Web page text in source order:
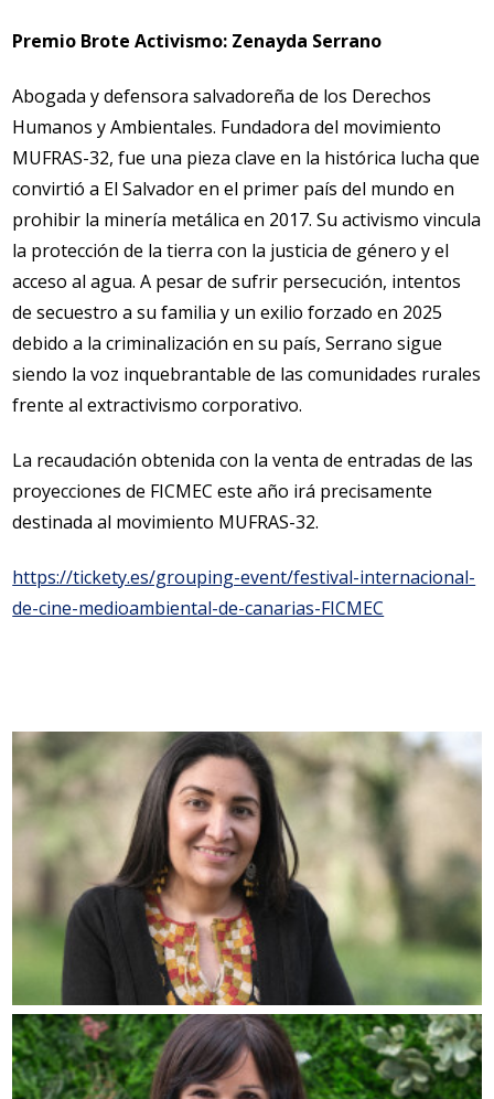
Premio Brote Activismo: Zenayda Serrano
Abogada y defensora salvadoreña de los Derechos
Humanos y Ambientales. Fundadora del movimiento
MUFRAS-32, fue una pieza clave en la histórica lucha que
convirtió a El Salvador en el primer país del mundo en
prohibir la minería metálica en 2017. Su activismo vincula
la protección de la tierra con la justicia de género y el
acceso al agua. A pesar de sufrir persecución, intentos
de secuestro a su familia y un exilio forzado en 2025
debido a la criminalización en su país, Serrano sigue
siendo la voz inquebrantable de las comunidades rurales
frente al extractivismo corporativo.
La recaudación obtenida con la venta de entradas de las
proyecciones de FICMEC este año irá precisamente
destinada al movimiento MUFRAS-32.
https://tickety.es/grouping-event/festival-internacional-
de-cine-medioambiental-de-canarias-FICMEC